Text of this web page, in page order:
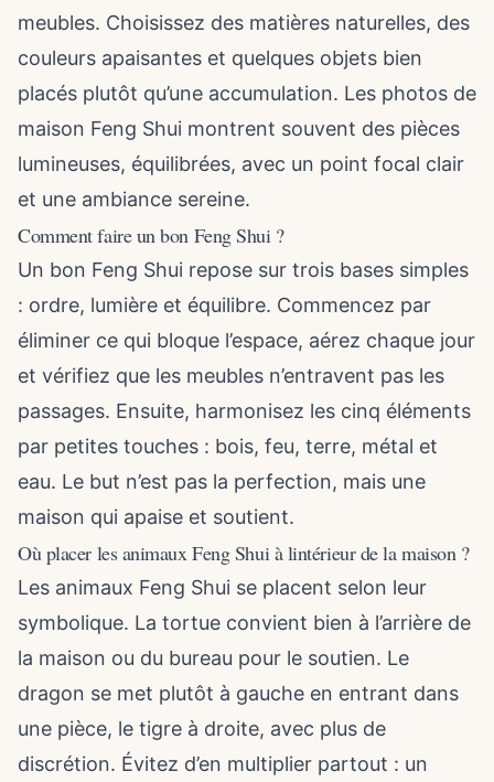
meubles. Choisissez des matières naturelles, des
couleurs apaisantes et quelques objets bien
placés plutôt qu’une accumulation. Les photos de
maison Feng Shui montrent souvent des pièces
lumineuses, équilibrées, avec un point focal clair
et une ambiance sereine.
Comment faire un bon Feng Shui ?
Un bon Feng Shui repose sur trois bases simples
: ordre, lumière et équilibre. Commencez par
éliminer ce qui bloque l’espace, aérez chaque jour
et vérifiez que les meubles n’entravent pas les
passages. Ensuite, harmonisez les cinq éléments
par petites touches : bois, feu, terre, métal et
eau. Le but n’est pas la perfection, mais une
maison qui apaise et soutient.
Où placer les animaux Feng Shui à lintérieur de la maison ?
Les animaux Feng Shui se placent selon leur
symbolique. La tortue convient bien à l’arrière de
la maison ou du bureau pour le soutien. Le
dragon se met plutôt à gauche en entrant dans
une pièce, le tigre à droite, avec plus de
discrétion. Évitez d’en multiplier partout : un